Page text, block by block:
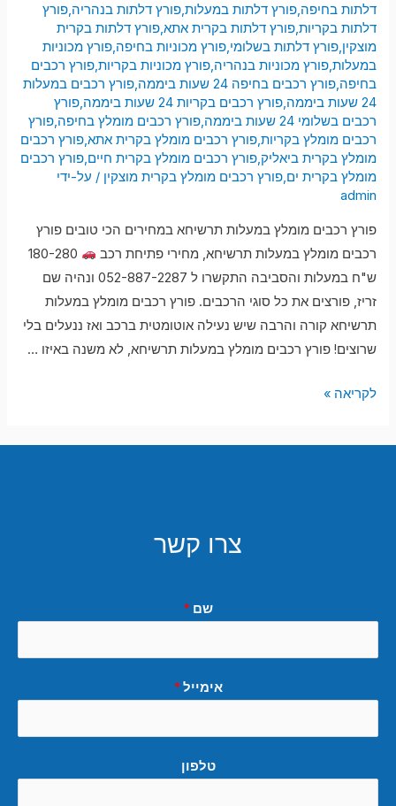
דלתות בחיפה,פורץ דלתות במעלות,פורץ דלתות בנהריה,פורץ
דלתות בקריות,פורץ דלתות בקרית אתא,פורץ דלתות בקרית
מוצקין,פורץ דלתות בשלומי,פורץ מכוניות בחיפה,פורץ מכוניות
במעלות,פורץ מכוניות בנהריה,פורץ מכוניות בקריות,פורץ רכבים
בחיפה,פורץ רכבים בחיפה 24 שעות ביממה ,פורץ רכבים במעלות
24 שעות ביממה
,פורץ רכבים בקריות 24 שעות ביממה ,פורץ
רכבים בשלומי 24 שעות ביממה
,פורץ רכבים מומלץ בחיפה,פורץ
רכבים מומלץ בקריות,פורץ רכבים מומלץ בקרית אתא,פורץ רכבים
מומלץ בקרית ביאליק,פורץ רכבים מומלץ בקרית חיים,פורץ רכבים
מומלץ בקרית ים,פורץ רכבים מומלץ בקרית מוצקין / על-ידי
admin
פורץ רכבים מומלץ במעלות תרשיחא במחירים הכי טובים פורץ
רכבים מומלץ במעלות תרשיחא, מחירי פתיחת רכב
180-280
ש"ח במעלות והסביבה התקשרו ל 052-887-2287 ונהיה שם
זריז, פורצים את כל סוגי הרכבים. פורץ רכבים מומלץ במעלות
תרשיחא קורה והרבה שיש נעילה אוטומטית ברכב ואז ננעלים בלי
שרוצים! פורץ רכבים מומלץ במעלות תרשיחא, לא משנה באיזו …
פורץ
לקריאה »
צרו קשר
שם*
אימייל*
טלפון